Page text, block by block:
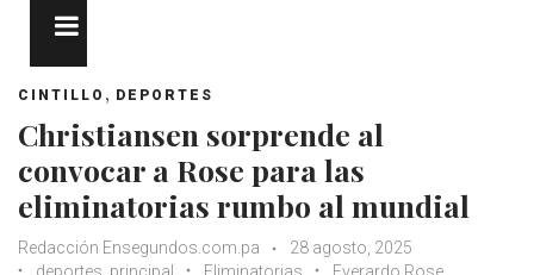
CINTILLO , DEPORTES
Christiansen sorprende al
convocar a Rose para las
eliminatorias rumbo al mundial
Redacción Ensegundos.com.pa
28 agosto, 2025